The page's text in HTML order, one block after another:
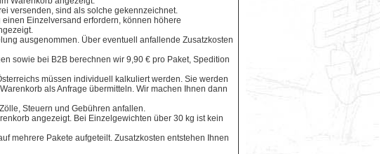
versenden, sind als solche gekennzeichnet.
Einzelversand erfordern, können höhere
ausgenommen. Über eventuell anfallende Zusatzkosten
sowie bei B2B berechnen wir 9,90 € pro Paket, Spedition
müssen individuell kalkuliert werden. Sie werden
als Anfrage übermitteln. Wir machen Ihnen dann
Steuern und Gebühren anfallen.
angezeigt. Bei Einzelgewichten über 30 kg ist kein
mehrere Pakete aufgeteilt. Zusatzkosten entstehen Ihnen